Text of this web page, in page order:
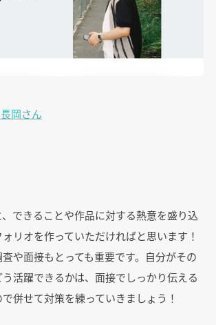
岡さん
できることや作品に対する熱意を盛り込
リオを作っていただければと思います！
や面接もとっても重要です。自分がその
活躍できるかは、面接でしっかり伝える
併せて対策を練っていきましょう！